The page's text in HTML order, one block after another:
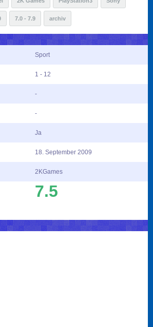
7.0 - 7.9 archiv
Sport
1 - 12
-
-
Ja
18. September 2009
2KGames
7.5